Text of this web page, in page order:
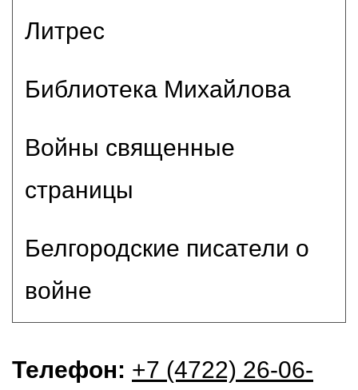
Литрес
Библиотека Михайлова
Войны священные
страницы
Белгородские писатели о
войне
Телефон: +7 (4722) 26-06-